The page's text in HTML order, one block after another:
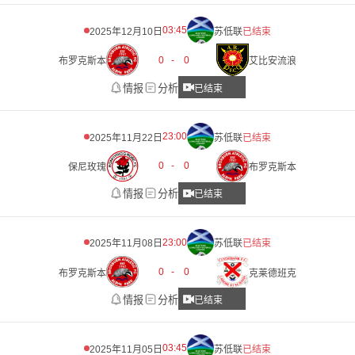
2025年12月10日 03:45 苏低联已结束
布罗克斯本 0 - 0 艾比安流浪
情报 分析 已结束
2025年11月22日 23:00 苏低联已结束
保尼玫瑰 0 - 0 布罗克斯本
情报 分析 已结束
2025年11月08日 23:00 苏低联已结束
布罗克斯本 0 - 0 克莱德班克
情报 分析 已结束
2025年11月05日 03:45 苏低联已结束